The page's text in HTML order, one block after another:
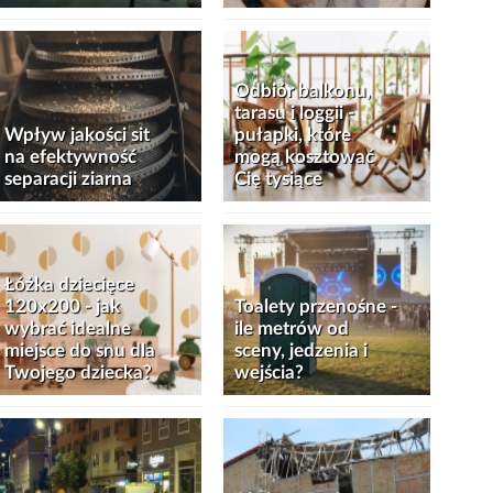
Wpływ jakości sit
na efektywność
separacji ziarna
Odbiór balkonu,
tarasu i loggii -
pułapki, które
mogą kosztować
Cię tysiące
Łóżka dziecięce
120x200 - jak
wybrać idealne
miejsce do snu dla
Twojego dziecka?
Toalety przenośne -
ile metrów od
sceny, jedzenia i
wejścia?